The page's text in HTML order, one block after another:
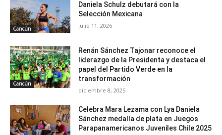
Cancún
Daniela Schulz debutará con la
Selección Mexicana
julio 11, 2026
Cancún
Renán Sánchez Tajonar reconoce el
liderazgo de la Presidenta y destaca el
papel del Partido Verde en la
transformación
diciembre 8, 2025
Celebra Mara Lezama con Lya Daniela
Sánchez medalla de plata en Juegos
Parapanamericanos Juveniles Chile 2025